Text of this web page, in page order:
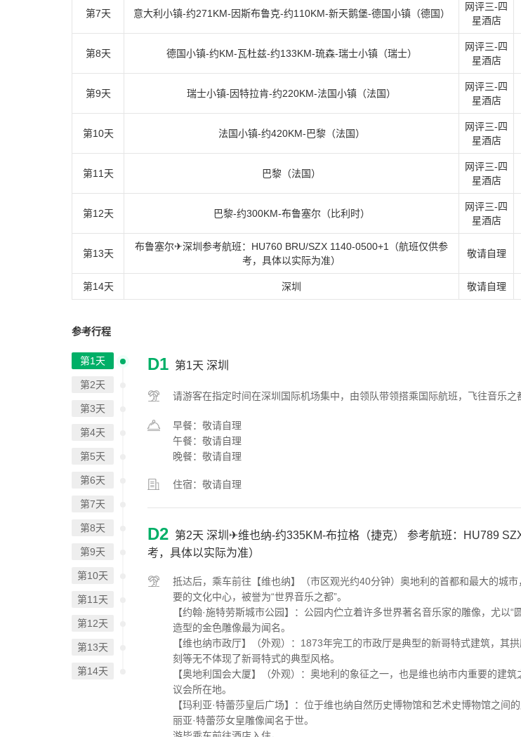
第7天 意大利小镇-约271KM-因斯布鲁克-约110KM-新天鹅堡-德国小镇（德国）
网评三-四
星酒店
第8天 德国小镇-约KM-瓦杜兹-约133KM-琉森-瑞士小镇（瑞士）
网评三-四
星酒店
第9天 瑞士小镇-因特拉肯-约220KM-法国小镇（法国）
网评三-四
星酒店
第10天 法国小镇-约420KM-巴黎（法国）
网评三-四
星酒店
第11天 巴黎（法国）
网评三-四
星酒店
第12天 巴黎-约300KM-布鲁塞尔（比利时）
网评三-四
星酒店
第13天
布鲁塞尔✈深圳参考航班：HU760 BRU/SZX 1140-0500+1（航班仅供参
考，具体以实际为准）
敬请自理
第14天 深圳 敬请自理
参考行程
第1天
第2天
第3天
第4天
第5天
第6天
第7天
第8天
第9天
第10天
第11天
第12天
第13天
第14天
D1 第1天 深圳
请游客在指定时间在深圳国际机场集中，由领队带领搭乘国际航班，飞往音乐
早餐：敬请自理
午餐：敬请自理
晚餐：敬请自理
住宿：敬请自理
D2 第2天 深圳✈维也纳-约335KM-布拉格（捷克） 参考航班：HU789
考，具体以实际为准）
抵达后，乘车前往【维也纳】（市区观光约40分钟）奥地利的首都和最大的城
要的文化中心，被誉为“世界音乐之都”。
【约翰·施特劳斯城市公园】：公园内伫立着许多世界著名音乐家的雕像，尤以“
造型的金色雕像最为闻名。
【维也纳市政厅】（外观）：1873年完工的市政厅是典型的新哥特式建筑，其
刻等无不体现了新哥特式的典型风格。
【奥地利国会大厦】（外观）：奥地利的象征之一，也是维也纳市内重要的建
议会所在地。
【玛利亚·特蕾莎皇后广场】：位于维也纳自然历史博物馆和艺术史博物馆之间
丽亚·特蕾莎女皇雕像闻名于世。